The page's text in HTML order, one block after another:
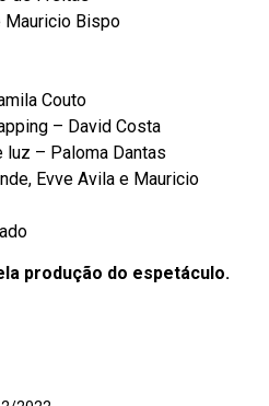
Mauricio Bispo
Couto
– David Costa
– Paloma Dantas
Evve Avila e Mauricio
produção do espetáculo.